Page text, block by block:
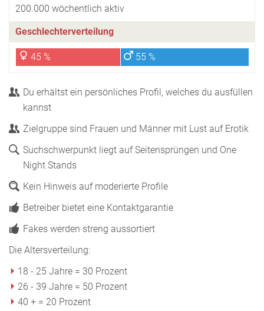
200.000 wöchentlich aktiv
Geschlechterverteilung
45 % 55 %
Du erhältst ein persönliches Profil, welches du ausfüllen
kannst
Zielgruppe sind Frauen und Männer mit Lust auf Erotik
Suchschwerpunkt liegt auf Seitensprüngen und One
Night Stands
Kein Hinweis auf moderierte Profile
Betreiber bietet eine Kontaktgarantie
Fakes werden streng aussortiert
Die Altersverteilung:
18 - 25 Jahre = 30 Prozent
26 - 39 Jahre = 50 Prozent
40 + = 20 Prozent